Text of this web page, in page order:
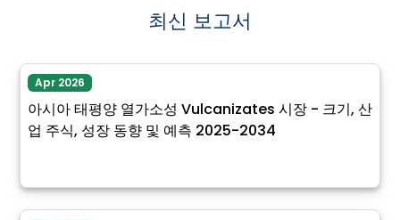
최신 보고서
Apr 2026
아시아 태평양 열가소성 Vulcanizates 시장 - 크기, 산
업 주식, 성장 동향 및 예측 2025-2034